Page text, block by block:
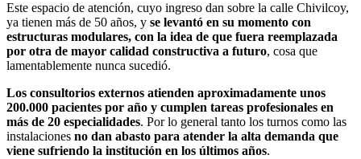
Este espacio de atención, cuyo ingreso dan sobre la calle Chivilcoy,
ya tienen más de 50 años, y se levantó en su momento con
estructuras modulares, con la idea de que fuera reemplazada
por otra de mayor calidad constructiva a futuro, cosa que
lamentablemente nunca sucedió.
Los consultorios externos atienden aproximadamente unos
200.000 pacientes por año y cumplen tareas profesionales en
más de 20 especialidades. Por lo general tanto los turnos como las
instalaciones no dan abasto para atender la alta demanda que
viene sufriendo la institución en los últimos años.